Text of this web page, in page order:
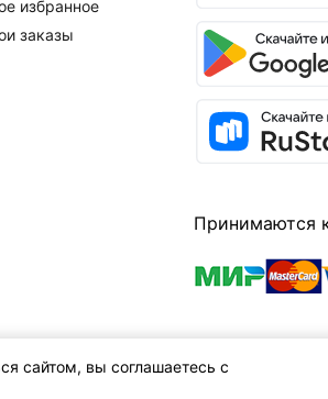
избранное
заказы
Принимаются
сайтом, вы соглашаетесь с